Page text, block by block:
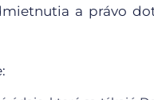
a právo